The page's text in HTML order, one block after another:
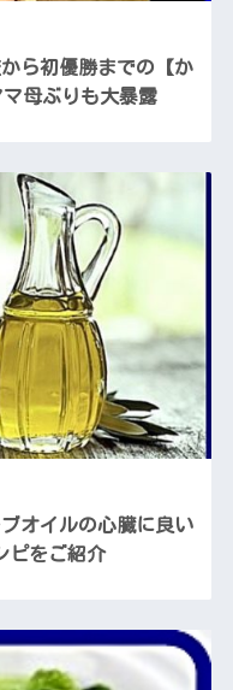
ら初優勝までの【か
母ぶりも大暴露
オイルの心臓に良い
ピをご紹介